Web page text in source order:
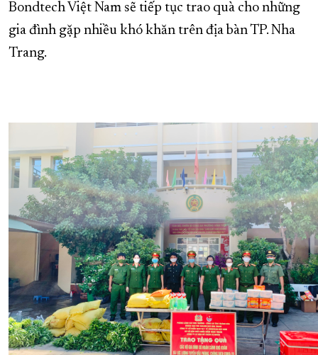
Bondtech Việt Nam sẽ tiếp tục trao quà cho những
gia đình gặp nhiều khó khăn trên địa bàn TP. Nha
Trang.